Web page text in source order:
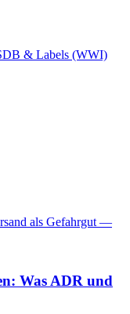
& Labels (WWI)
Was ADR und